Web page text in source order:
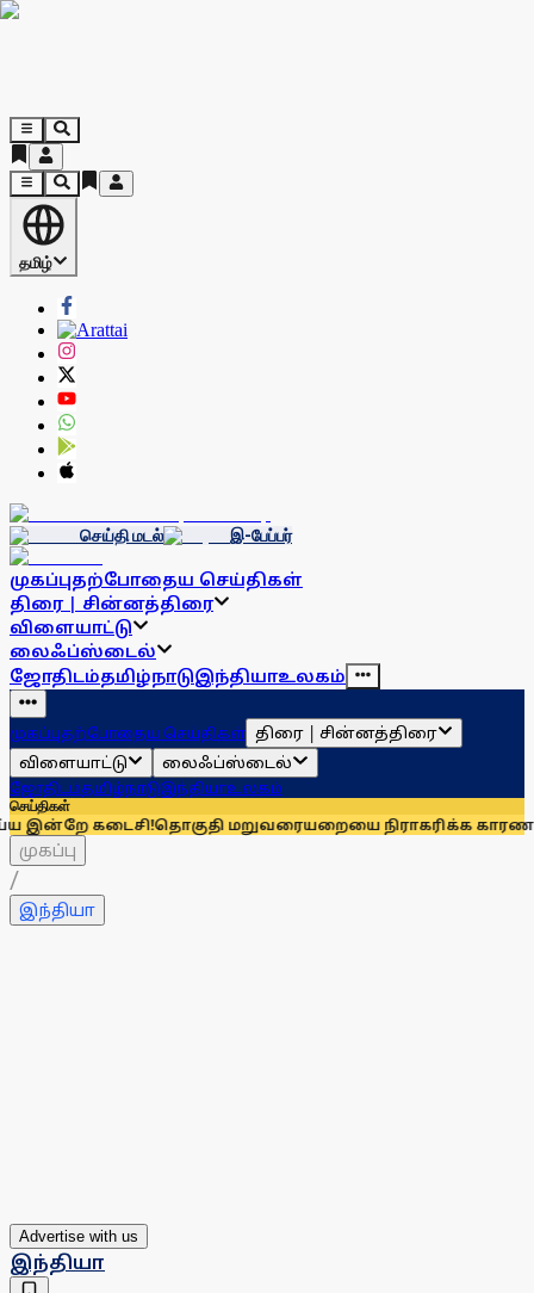
தமிழ்
செய்தி மடல் இ-பேப்பர்
முகப்புதற்போதைய செய்திகள்
திரை | சின்னத்திரை
விளையாட்டு
லைஃப்ஸ்டைல்
ஜோதிடம்தமிழ்நாடுஇந்தியாஉலகம்
முகப்புதற்போதைய செய்திகள் திரை | சின்னத்திரை
விளையாட்டு
லைஃப்ஸ்டைல்
ஜோதிடம்தமிழ்நாடுஇந்தியாஉலகம்
செய்திகள்
தொகுதி மறுவரையறையை நிராகரிக்க காரணம் என்ன?
முகப்பு
/
இந்தியா
Advertise with us
இந்தியா